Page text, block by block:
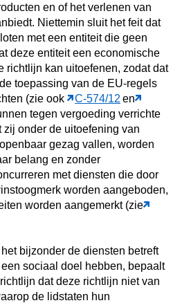
en of het verlenen van
Niettemin sluit het feit dat
met een entiteit die geen
deze entiteit een economische
richtlijn kan uitoefenen, zodat dat
toepassing van de EU-regels
(zie ook
C‑574/12 en
tegen vergoeding verrichte
onder de uitoefening van
gezag vallen, worden
belang en zonder
met diensten die door
worden aangeboden,
worden aangemerkt (zie
bijzonder de diensten betreft
sociaal doel hebben, bepaalt
dat deze richtlijn niet van
de lidstaten hun